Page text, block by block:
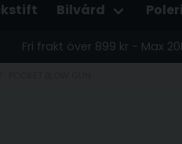
Bilvård
Fri frakt över 899 kr - Max